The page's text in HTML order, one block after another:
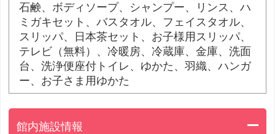
石鹸、ボディソープ、シャンプー、リンス、ハ
ミガキセット、バスタオル、フェイスタオル、
スリッパ、日本茶セット、お子様用スリッパ、
テレビ（無料）、冷暖房、冷蔵庫、金庫、洗面
台、洗浄便座付トイレ、ゆかた、羽織、ハンガ
ー、お子さま用ゆかた
館内施設情報